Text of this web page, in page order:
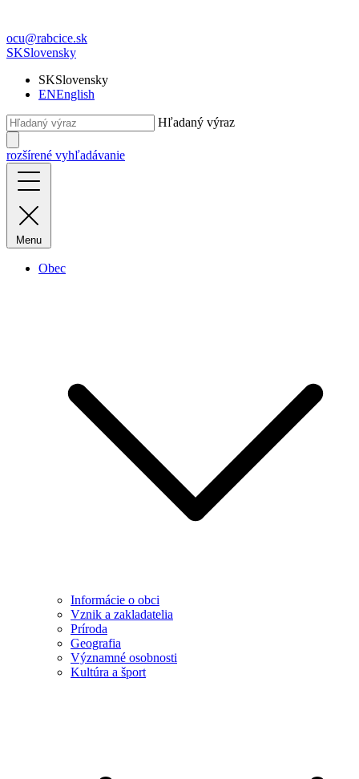
ocu@rabcice.sk
SKSlovensky
SKSlovensky
ENEnglish
Hľadaný výraz
rozšírené vyhľadávanie
Menu
Obec
Informácie o obci
Vznik a zakladatelia
Príroda
Geografia
Významné osobnosti
Kultúra a šport